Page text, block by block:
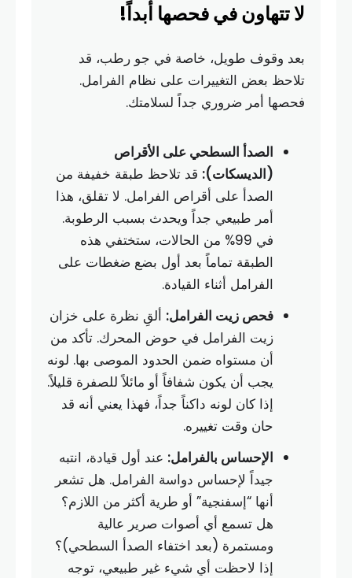
لا تتهاون في فحصها أبداً!
بعد وقوف طويل، خاصة في جو رطب، قد
تلاحظ بعض التغييرات على نظام الفرامل.
فحصها أمر ضروري جداً لسلامتك.
الصدأ السطحي على الأقراص
(الديسكات): قد تلاحظ طبقة خفيفة من
الصدأ على أقراص الفرامل. لا تقلق، هذا
أمر طبيعي جداً ويحدث بسبب الرطوبة.
في 99% من الحالات، ستختفي هذه
الطبقة تماماً بعد أول بضع ضغطات على
الفرامل أثناء القيادة.
فحص زيت الفرامل: ألقِ نظرة على خزان
زيت الفرامل في حوض المحرك. تأكد من
أن مستواه ضمن الحدود الموصى بها. لونه
يجب أن يكون شفافاً أو مائلاً للصفرة قليلاً.
إذا كان لونه داكناً جداً، فهذا يعني أنه قد
حان وقت تغييره.
الإحساس بالفرامل: عند أول قيادة، انتبه
جيداً لإحساس دواسة الفرامل. هل تشعر
أنها “إسفنجية” أو طرية أكثر من اللازم؟
هل تسمع أي أصوات صرير عالية
ومستمرة (بعد اختفاء الصدأ السطحي)؟
إذا لاحظت أي شيء غير طبيعي، توجه